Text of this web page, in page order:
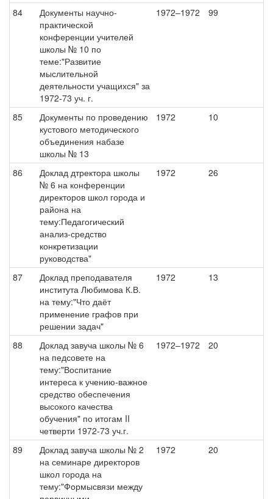
84
Документы научно-
практической
конференции учителей
школы № 10 по
теме:"Развитие
мыслительной
деятельности учащихся" за
1972-73 уч. г.
1972–1972 99
85
Документы по проведению
кустового методического
объединения набазе
школы № 13
1972 10
86
Доклад дтректора школы
№ 6 на конференции
директоров школ города и
района на
тему:Педагогический
анализ-средство
конкретизации
руководства"
1972 26
87
Доклад преподавателя
института Любимова К.В.
на тему:"Что даёт
применение графов при
решении задач"
1972 13
88
Доклад завуча школы № 6
на педсовете на
тему:"Воспитание
интереса к учению-важное
средство обеспечения
высокого качества
обучения" по итогам II
четверти 1972-73 уч.г.
1972–1972 20
89
Доклад завуча школы № 2
на семинаре директоров
школ города на
тему:"Формысвязи между
1972 20